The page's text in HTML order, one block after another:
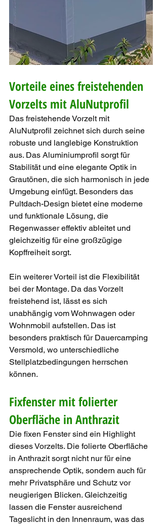
Vorteile eines freistehenden
Vorzelts mit AluNutprofil
Das freistehende Vorzelt mit
AluNutprofil zeichnet sich durch seine
robuste und langlebige Konstruktion
aus. Das Aluminiumprofil sorgt für
Stabilität und eine elegante Optik in
Grautönen, die sich harmonisch in jede
Umgebung einfügt. Besonders das
Pultdach-Design bietet eine moderne
und funktionale Lösung, die
Regenwasser effektiv ableitet und
gleichzeitig für eine großzügige
Kopffreiheit sorgt.
Ein weiterer Vorteil ist die Flexibilität
bei der Montage. Da das Vorzelt
freistehend ist, lässt es sich
unabhängig vom Wohnwagen oder
Wohnmobil aufstellen. Das ist
besonders praktisch für Dauercamping
Versmold, wo unterschiedliche
Stellplatzbedingungen herrschen
können.
Fixfenster mit folierter
Oberfläche in Anthrazit
Die fixen Fenster sind ein Highlight
dieses Vorzelts. Die folierte Oberfläche
in Anthrazit sorgt nicht nur für eine
ansprechende Optik, sondern auch für
mehr Privatsphäre und Schutz vor
neugierigen Blicken. Gleichzeitig
lassen die Fenster ausreichend
Tageslicht in den Innenraum, was das